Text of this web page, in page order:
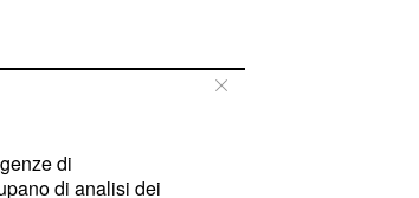
di
di analisi dei